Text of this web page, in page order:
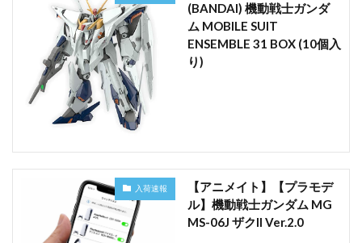
(BANDAI) 機動戦士ガンダ
ム MOBILE SUIT
ENSEMBLE 31 BOX (10個入
り)
入荷速報
【アニメイト】【プラモデ
ル】機動戦士ガンダム MG
MS-06J ザクII Ver.2.0